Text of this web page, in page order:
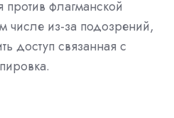
против флагманской
числе из-за подозрений,
доступ связанная с